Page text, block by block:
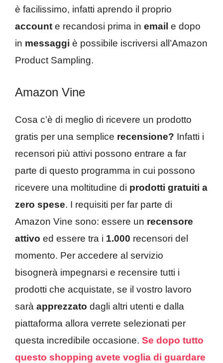
è facilissimo, infatti aprendo il proprio
account e recandosi prima in email e dopo
in messaggi è possibile iscriversi all’Amazon
Product Sampling.
Amazon Vine
Cosa c’è di meglio di ricevere un prodotto
gratis per una semplice recensione? Infatti i
recensori più attivi possono entrare a far
parte di questo programma in cui possono
ricevere una moltitudine di prodotti gratuiti a
zero spese. I requisiti per far parte di
Amazon Vine sono: essere un recensore
attivo ed essere tra i 1.000 recensori del
momento. Per accedere al servizio
bisognerà impegnarsi e recensire tutti i
prodotti che acquistate, se il vostro lavoro
sarà apprezzato dagli altri utenti e dalla
piattaforma allora verrete selezionati per
questa incredibile occasione. Se dopo tutto
questo shopping avete voglia di guardare